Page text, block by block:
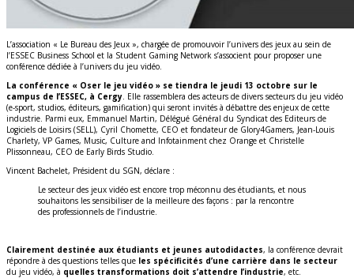
L’association « Le Bureau des Jeux », chargée de promouvoir l’univers des jeux au sein de
l’ESSEC Business School et la Student Gaming Network s’associent pour proposer une
conférence dédiée à l’univers du jeu vidéo.
La conférence « Oser le jeu vidéo » se tiendra le jeudi 13 octobre sur le
campus de l’ESSEC, à Cergy. Elle rassemblera des acteurs de divers secteurs du jeu vidéo
(e-sport, studios, éditeurs, gamification) qui seront invités à débattre des enjeux de cette
industrie. Parmi eux, Emmanuel Martin, Délégué Général du Syndicat des Editeurs de
Logiciels de Loisirs (SELL), Cyril Chomette, CEO et fondateur de Glory4Gamers, Jean-Louis
Charlety, VP Games, Music, Culture and Infotainment chez Orange et Christelle
Plissonneau, CEO de Early Birds Studio.
Vincent Bachelet, Président du SGN, déclare :
Le secteur des jeux vidéo est encore trop méconnu des étudiants, et nous
souhaitons les sensibiliser de la meilleure des façons : par la rencontre
des professionnels de l’industrie.
Clairement destinée aux étudiants et jeunes autodidactes, la conférence devrait
répondre à des questions telles que les spécificités d’une carrière dans le secteur
du jeu vidéo, à quelles transformations doit s’attendre l’industrie, etc.